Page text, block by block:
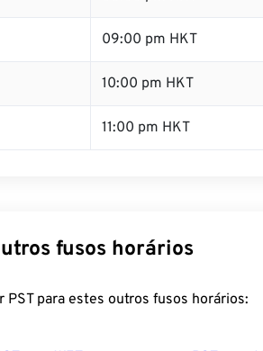
09:00 pm HKT
10:00 pm HKT
11:00 pm HKT
fusos horários
para estes outros fusos horários: